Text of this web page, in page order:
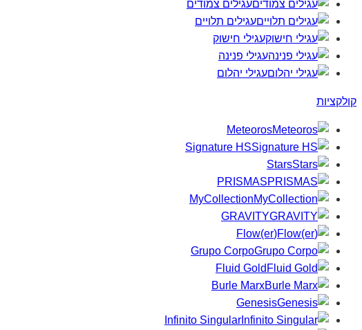
עגילים צמודים
עגילים תלויים
עגילי חישוק
עגילי פנינה
עגילי יהלום
קולקציות
Meteoros
Signature HS
Stars
PRISMAS
MyCollection
GRAVITY
(Flow(er
Grupo Corpo
Fluid Gold
Burle Marx
Genesis
Infinito Singular